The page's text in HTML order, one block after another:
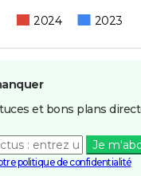
2024 2023
et bons plans
Je
politique de confidentialité